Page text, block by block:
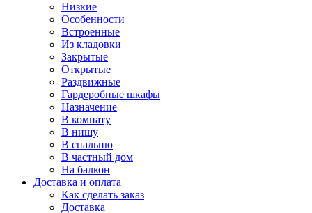
Низкие
Особенности
Встроенные
Из кладовки
Закрытые
Открытые
Раздвижные
Гардеробные шкафы
Назначение
В комнату
В нишу
В спальню
В частный дом
На балкон
Доставка и оплата
Как сделать заказ
Доставка